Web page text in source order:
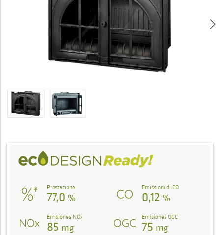
Prestazione
77,0 %
Emissioni di CO
0,12 %
Emisiones NOx
85 mg
Emisiones OGC
75 mg